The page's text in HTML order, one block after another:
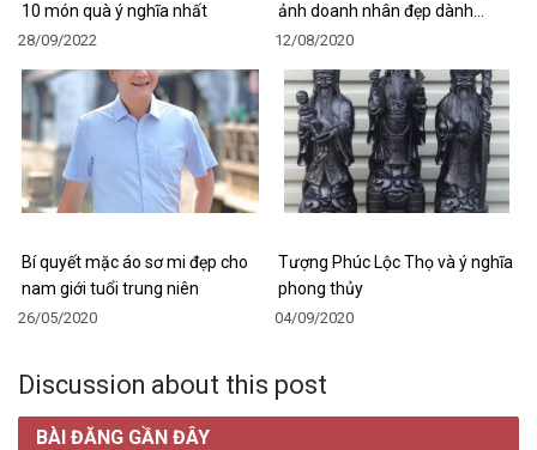
10 món quà ý nghĩa nhất
28/09/2022
ảnh doanh nhân đẹp dành…
12/08/2020
Bí quyết mặc áo sơ mi đẹp cho
nam giới tuổi trung niên
26/05/2020
Tượng Phúc Lộc Thọ và ý nghĩa
phong thủy
04/09/2020
Discussion about this post
BÀI ĐĂNG GẦN ĐÂY